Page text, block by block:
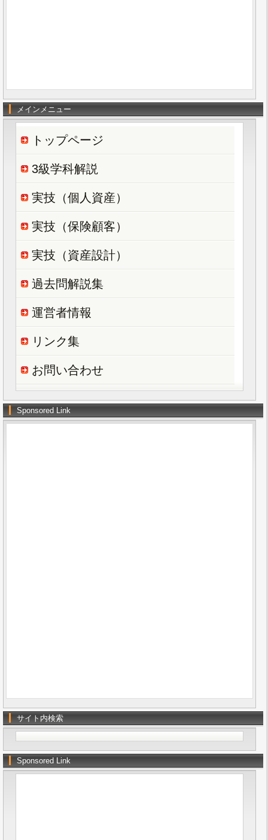
メインメニュー
トップページ
3級学科解説
実技（個人資産）
実技（保険顧客）
実技（資産設計）
過去問解説集
運営者情報
リンク集
お問い合わせ
Sponsored Link
サイト内検索
Sponsored Link